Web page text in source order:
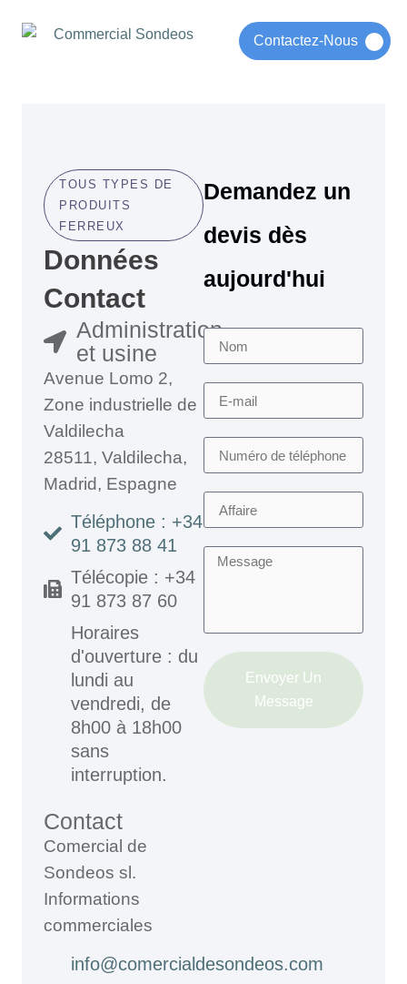
Contactez-Nous
TOUS TYPES DE
PRODUITS
FERREUX
Données
Contact
Administration
et usine
Avenue Lomo 2,
Zone industrielle de
Valdilecha
28511, Valdilecha,
Madrid, Espagne
Téléphone : +34
91 873 88 41
Télécopie : +34
91 873 87 60
Horaires
d'ouverture : du
lundi au
vendredi, de
8h00 à 18h00
sans
interruption.
Contact
Comercial de
Sondeos sl.
Informations
commerciales
info@comercialdesondeos.com
Demandez un
devis dès
aujourd'hui
Envoyer Un
Message